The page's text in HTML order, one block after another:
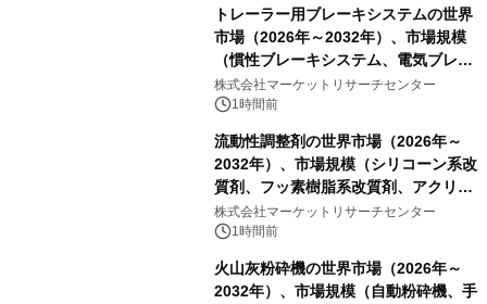
トレーラー用ブレーキシステムの世界
市場（2026年～2032年）、市場規模
（慣性ブレーキシステム、電気ブレー
キシステム、その他）・分析レポート
を発表
株式会社マーケットリサーチセンター
1時間前
流動性調整剤の世界市場（2026年～
2032年）、市場規模（シリコーン系改
質剤、フッ素樹脂系改質剤、アクリル
系改質剤、ポリウレタン系改質剤、ワ
ックス系改質剤）・分析レポートを発
株式会社マーケットリサーチセンター
1時間前
火山灰粉砕機の世界市場（2026年～
2032年）、市場規模（自動粉砕機、手